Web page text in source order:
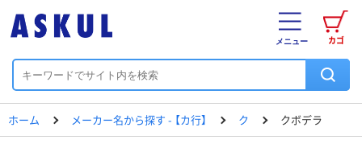
カゴ
メニュー
ホーム メーカー名から探す - 【カ行】 ク クボデラ